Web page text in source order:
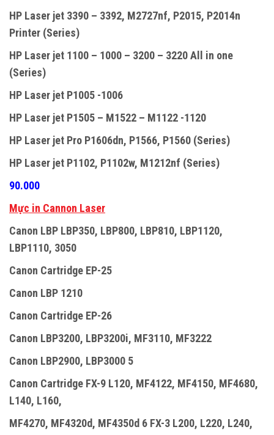
HP Laser jet 3390 – 3392, M2727nf, P2015, P2014n
Printer (Series)
HP Laser jet 1100 – 1000 – 3200 – 3220 All in one
(Series)
HP Laser jet P1005 -1006
HP Laser jet P1505 – M1522 – M1122 -1120
HP Laser jet Pro P1606dn, P1566, P1560 (Series)
HP Laser jet P1102, P1102w, M1212nf (Series)
90.000
Mực in Cannon Laser
Canon LBP LBP350, LBP800, LBP810, LBP1120,
LBP1110, 3050
Canon Cartridge EP-25
Canon LBP 1210
Canon Cartridge EP-26
Canon LBP3200, LBP3200i, MF3110, MF3222
Canon LBP2900, LBP3000 5
Canon Cartridge FX-9 L120, MF4122, MF4150, MF4680,
L140, L160,
MF4270, MF4320d, MF4350d 6 FX-3 L200, L220, L240,